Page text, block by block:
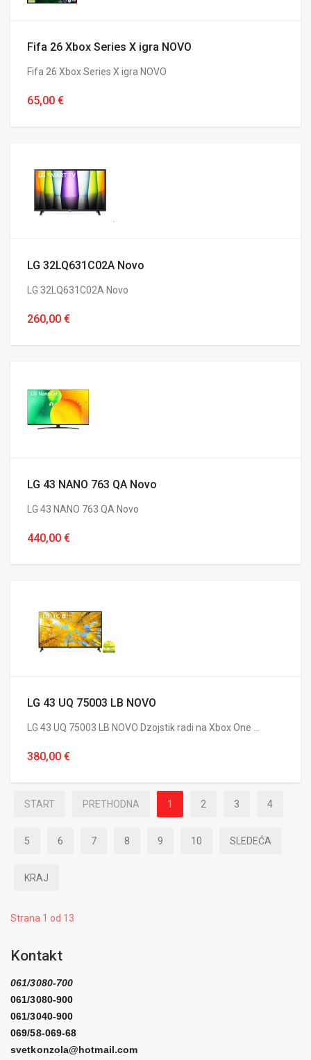
Fifa 26 Xbox Series X igra NOVO
Fifa 26 Xbox Series X igra NOVO
65,00 €
LG 32LQ631C02A Novo
LG 32LQ631C02A Novo
260,00 €
LG 43 NANO 763 QA Novo
LG 43 NANO 763 QA Novo
440,00 €
LG 43 UQ 75003 LB NOVO
LG 43 UQ 75003 LB NOVO Dzojstik radi na Xbox One ...
380,00 €
START PRETHODNA 1 2 3 4
5 6 7 8 9 10 SLEDEĆA
KRAJ
Strana 1 od 13
Kontakt
061/3080-700
061/3080-900
061/3040-900
069/58-069-68
svetkonzola@hotmail.com